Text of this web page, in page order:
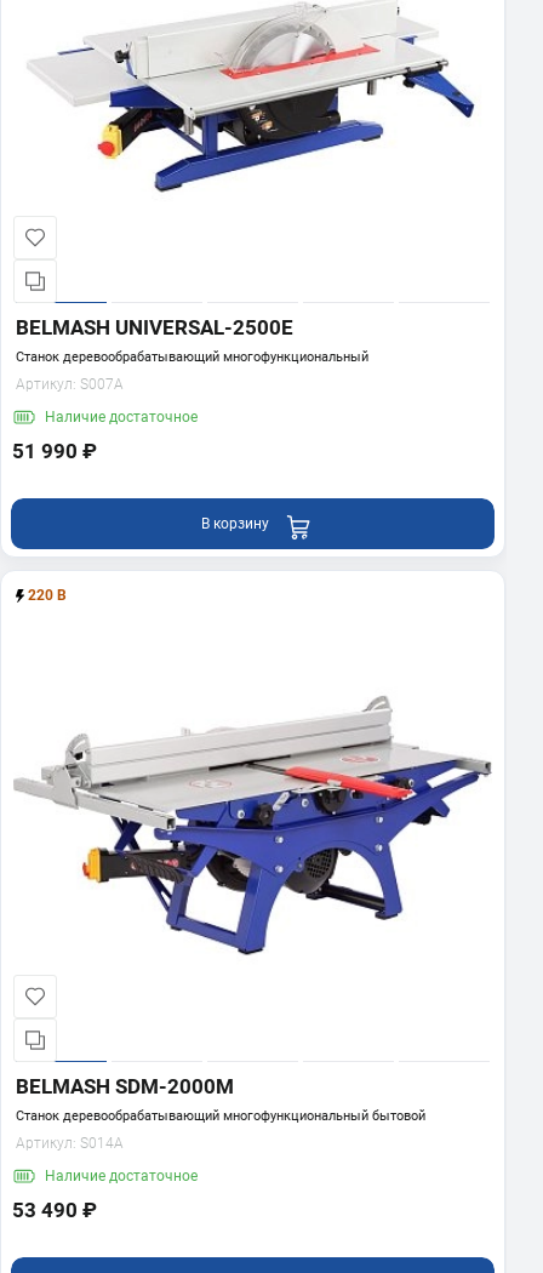
BELMASH UNIVERSAL-2500E
Станок деревообрабатывающий многофункциональный
Артикул: S007A
Наличие достаточное
51 990 ₽
В корзину
220 В
BELMASH SDM-2000M
Станок деревообрабатывающий многофункциональный бытовой
Артикул: S014A
Наличие достаточное
53 490 ₽